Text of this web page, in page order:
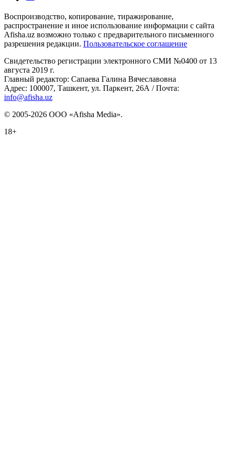
Воспроизводство, копирование, тиражирование,
распространение и иное использование информации с сайта
Afisha.uz возможно только с предварительного письменного
разрешения редакции. Пользовательское соглашение
Свидетельство регистрации электронного СМИ №0400 от 13
августа 2019 г.
Главный редактор: Сапаева Галина Вячеславовна
Адрес: 100007, Ташкент, ул. Паркент, 26А / Почта:
info@afisha.uz
© 2005-2026 ООО «Afisha Media».
18+